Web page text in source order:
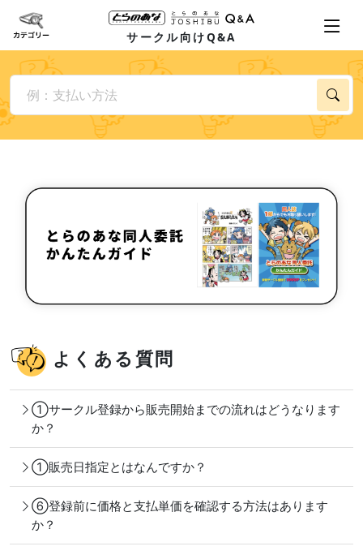
サークル向けQ&A
よくある質問
①サークル登録から販売開始までの流れはどうなります
か？
①販売日指定とはなんですか？
⑥登録前に価格と支払単価を確認する方法はあります
か？